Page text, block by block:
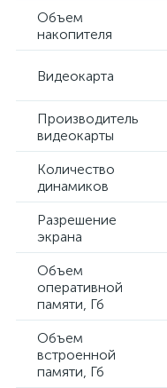
Объем
накопителя
Видеокарта
Производитель
видеокарты
Количество
динамиков
Разрешение
экрана
Объем
оперативной
памяти, Гб
Объем
встроенной
памяти, Гб